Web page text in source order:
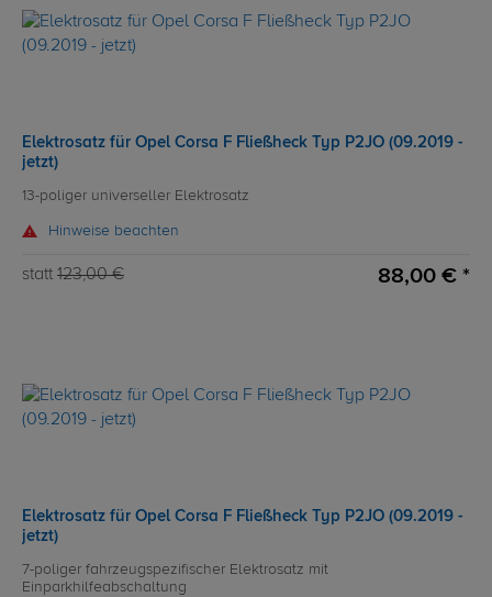
Elektrosatz für Opel Corsa F Fließheck Typ P2JO (09.2019 -
jetzt)
13-poliger universeller Elektrosatz
Hinweise beachten
statt 123,00 € 88,00 € *
Elektrosatz für Opel Corsa F Fließheck Typ P2JO (09.2019 -
jetzt)
7-poliger fahrzeugspezifischer Elektrosatz mit
Einparkhilfeabschaltung